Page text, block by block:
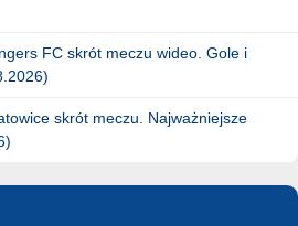
FC skrót meczu wideo. Gole i
skrót meczu. Najważniejsze